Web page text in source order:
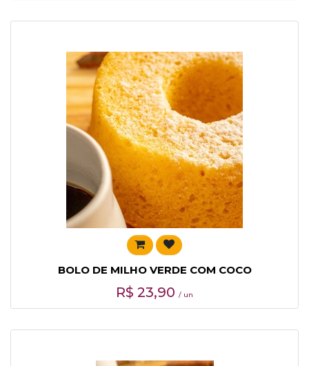
BOLO DE MILHO VERDE COM COCO
R$ 23,90 / un